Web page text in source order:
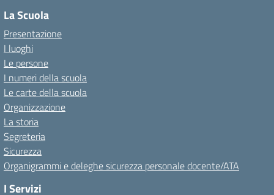
La Scuola
Presentazione
I luoghi
Le persone
I numeri della scuola
Le carte della scuola
Organizzazione
La storia
Segreteria
Sicurezza
Organigrammi e deleghe sicurezza personale docente/ATA
I Servizi